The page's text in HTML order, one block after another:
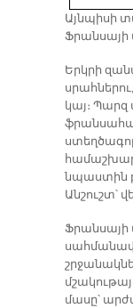
Այնպիսի
Ֆրանսայի
Երկրի
կայ։
նպաստին
Անշուշտ՝
Ֆրանսայի
մասը՝